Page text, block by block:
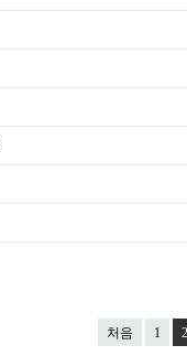
처음 1 2